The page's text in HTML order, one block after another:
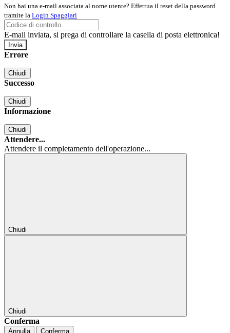
Non hai una e-mail associata al nome utente? Effettua il reset della password
tramite la Login Spaggiari
E-mail inviata, si prega di controllare la casella di posta elettronica!
Errore
Chiudi
Successo
Chiudi
Informazione
Chiudi
Attendere...
Attendere il completamento dell'operazione...
Chiudi
Chiudi
Conferma
Annulla Conferma